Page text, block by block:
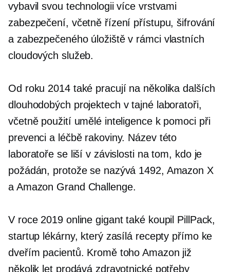
vybavil svou technologii více vrstvami
zabezpečení, včetně řízení přístupu, šifrování
a zabezpečeného úložiště v rámci vlastních
cloudových služeb.
Od roku 2014 také pracují na několika dalších
dlouhodobých projektech v tajné laboratoři,
včetně použití umělé inteligence k pomoci při
prevenci a léčbě rakoviny. Název této
laboratoře se liší v závislosti na tom, kdo je
požádán, protože se nazývá 1492, Amazon X
a Amazon Grand Challenge.
V roce 2019 online gigant také koupil PillPack,
startup lékárny, který zasílá recepty přímo ke
dveřím pacientů. Kromě toho Amazon již
několik let prodává zdravotnické potřeby